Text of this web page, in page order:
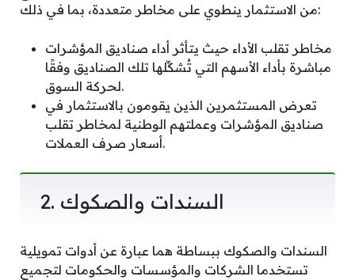
من الاستثمار ينطوي على مخاطر متعددة، بما في ذلك:
مخاطر تقلب الأداء حيث يتأثر أداء صناديق المؤشرات
مباشرة بأداء الأسهم التي تُشكِّلها تلك الصناديق وفقًا
لحركة السوق.
تعرض المستثمرين الذين يقومون بالاستثمار في
صناديق المؤشرات وعملتهم الوطنية لمخاطر تقلب
أسعار صرف العملات.
2. السندات والصكوك
السندات والصكوك ببساطة هما عبارة عن أدوات تمويلية
تستخدما الشركات والمؤسسات والحكومات لتجميع